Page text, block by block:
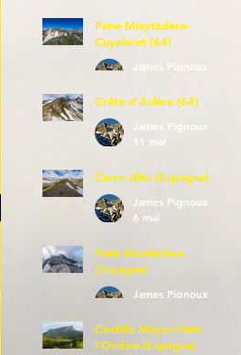
Pène Mieytadere-
Cuyalaret (64)
James Pignoux
Crête d'Aulère (64)
James Pignoux
11 mai
Cerro Alto (Espagne)
James Pignoux
6 mai
Peña Montañesa
(Espagne)
James Pignoux
Castillo Mayor-Peña
l'Ombre (Espagne)